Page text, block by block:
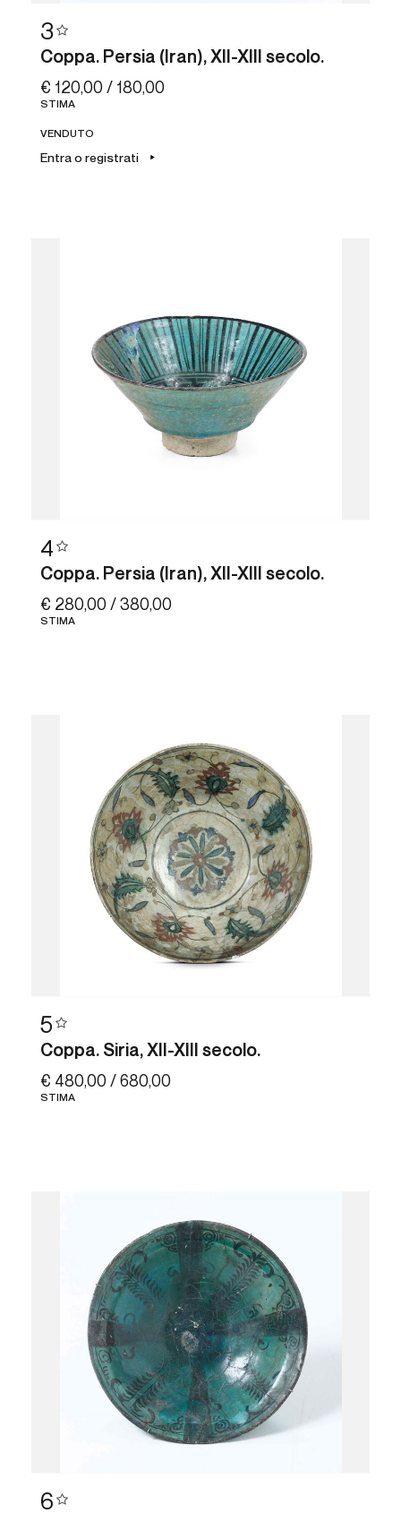
3
Coppa. Persia (Iran), XII-XIII secolo.
€ 120,00 / 180,00
STIMA
VENDUTO
Entra o registrati
4
Coppa. Persia (Iran), XII-XIII secolo.
€ 280,00 / 380,00
STIMA
5
Coppa. Siria, XII-XIII secolo.
€ 480,00 / 680,00
STIMA
6